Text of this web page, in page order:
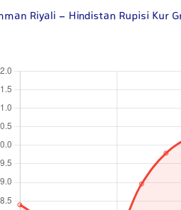
Riyali - Hindistan Rupisi Kur